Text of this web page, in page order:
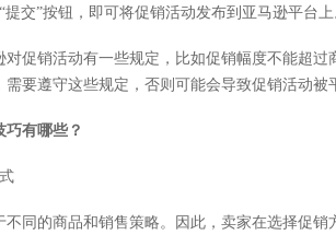
交”按钮，即可将促销活动发布到亚马逊平台上
对促销活动有一些规定，比如促销幅度不能超
要遵守这些规定，否则可能会导致促销活动被
巧有哪些？
不同的商品和销售策略。因此，卖家在选择促